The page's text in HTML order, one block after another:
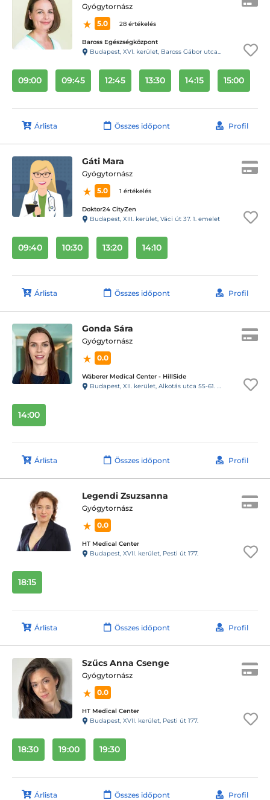
Gyógytornász
5.0
28 értékelés
Baross Egészségközpont
Budapest, XVI. kerület, Baross Gábor utca 40.
09:00 09:45 12:45 13:30 14:15 15:00
Árlista Összes időpont Profil
Gáti Mara
Gyógytornász
5.0
1 értékelés
Doktor24 CityZen
Budapest, XIII. kerület, Váci út 37. 1. emelet
09:40 10:30 13:20 14:10
Árlista Összes időpont Profil
Gonda Sára
Gyógytornász
0.0
Wáberer Medical Center - HillSide
Budapest, XII. kerület, Alkotás utca 55-61. Hillside
14:00
Árlista Összes időpont Profil
Legendi Zsuzsanna
Gyógytornász
0.0
HT Medical Center
Budapest, XVII. kerület, Pesti út 177.
18:15
Árlista Összes időpont Profil
Szűcs Anna Csenge
Gyógytornász
0.0
HT Medical Center
Budapest, XVII. kerület, Pesti út 177.
18:30 19:00 19:30
Árlista Összes időpont Profil